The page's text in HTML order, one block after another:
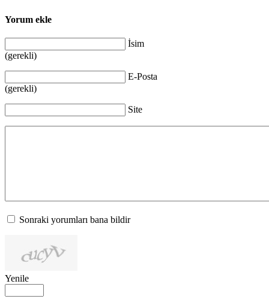
Yorum ekle
İsim
(gerekli)
E-Posta
(gerekli)
Site
Sonraki yorumları bana bildir
Yenile